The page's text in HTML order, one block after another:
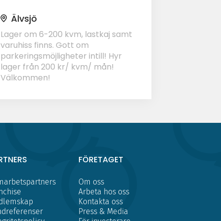
Älvsjö
Lager om 6-200 kvm, lastkaj samt
varuhiss finns. Gott om
parkeringsmöjligheter intill! Hyr
lager från 200 kr/ kvm/ mån!
Välkommen!
FÖRETAGET
Om oss
Arbeta hos oss
Kontakta oss
Press & Media